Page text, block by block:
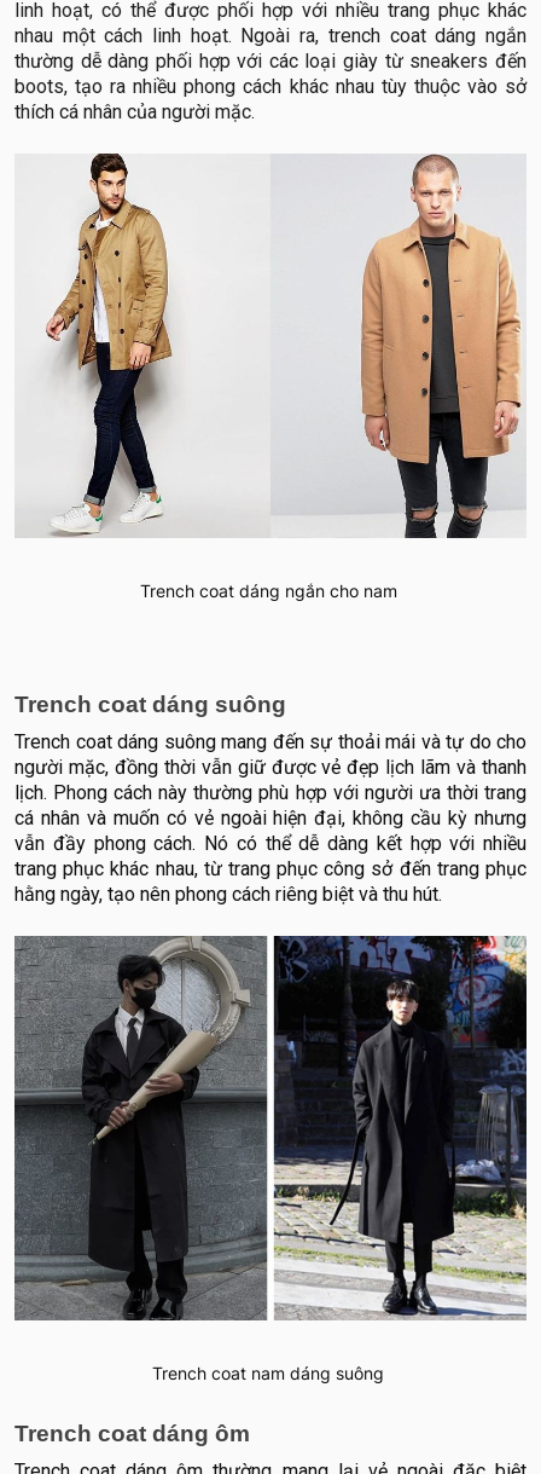
linh hoạt, có thể được phối hợp với nhiều trang phục khác
nhau một cách linh hoạt. Ngoài ra, trench coat dáng ngắn
thường dễ dàng phối hợp với các loại giày từ sneakers đến
boots, tạo ra nhiều phong cách khác nhau tùy thuộc vào sở
thích cá nhân của người mặc.
Trench coat dáng ngắn cho nam
Trench coat dáng suông
Trench coat dáng suông mang đến sự thoải mái và tự do cho
người mặc, đồng thời vẫn giữ được vẻ đẹp lịch lãm và thanh
lịch. Phong cách này thường phù hợp với người ưa thời trang
cá nhân và muốn có vẻ ngoài hiện đại, không cầu kỳ nhưng
vẫn đầy phong cách. Nó có thể dễ dàng kết hợp với nhiều
trang phục khác nhau, từ trang phục công sở đến trang phục
hằng ngày, tạo nên phong cách riêng biệt và thu hút.
Trench coat nam dáng suông
Trench coat dáng ôm